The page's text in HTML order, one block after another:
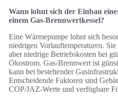
Wann lohnt sich der Einbau
einem Gas-Brennwertkessel?
Eine Wärmepumpe lohnt sich
niedrigen Vorlauftemperaturen.
aber niedrige Betriebskosten bei
Ökostrom. Gas-Brennwert ist
kann bei bestehender
Entscheidende Faktoren sind
COP/JAZ-Werte und verfügbare